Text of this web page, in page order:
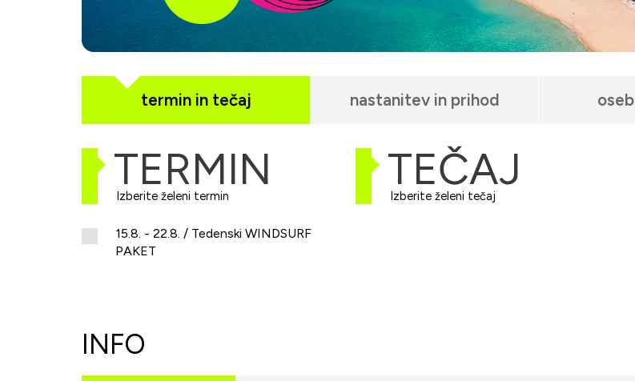
termin in tečaj nastanitev in prihod
TERMIN
Izberite želeni termin
15.8. - 22.8. / Tedenski WINDSURF
PAKET
TEČAJ
Izberite želeni tečaj
INFO